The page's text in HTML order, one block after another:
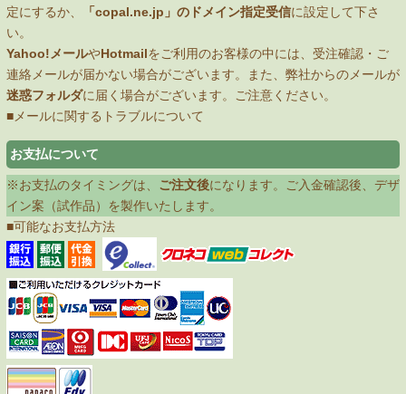
定にするか、
「copal.ne.jp」のドメイン指定受信に設定して下さ
い。
Yahoo!メールやHotmailをご利用のお客様の中には、受注確認・ご
連絡メールが届かない場合がございます。また、弊社からのメールが
迷惑フォルダに届く場合がございます。ご注意ください。
■メールに関するトラブルについて
お支払について
※お支払のタイミングは、 ご注文後になります。ご入金確認後、デザ
イン案（試作品）を製作いたします。
■可能なお支払方法